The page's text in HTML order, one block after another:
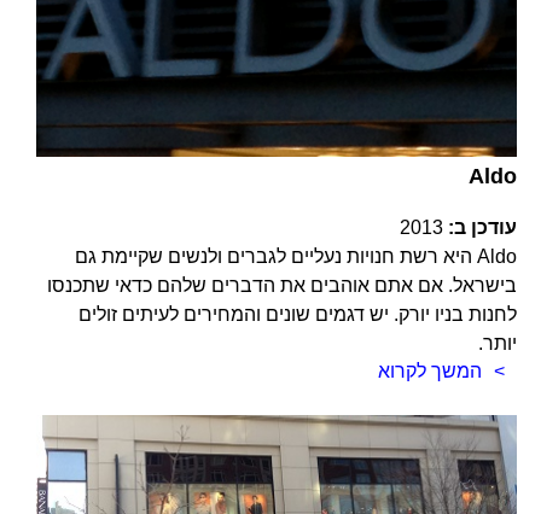
Aldo
עודכן ב: 2013
Aldo היא רשת חנויות נעליים לגברים ולנשים שקיימת גם
בישראל. אם אתם אוהבים את הדברים שלהם כדאי שתכנסו
לחנות בניו יורק. יש דגמים שונים והמחירים לעיתים זולים
יותר.
המשך לקרוא